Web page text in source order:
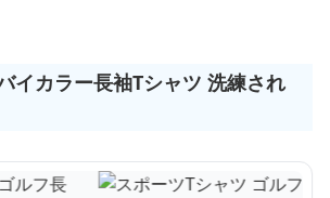
イカラー長袖Tシャツ 洗練され